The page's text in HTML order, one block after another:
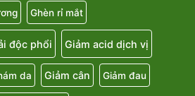
Ghèn rỉ mắt
độc phổi Giảm acid dịch vị
da Giảm cân Giảm đau